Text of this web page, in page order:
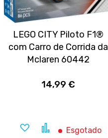
LEGO CITY Piloto F1®
com Carro de Corrida da
Mclaren 60442
14,99 €
Esgotado
AdicionarComparar